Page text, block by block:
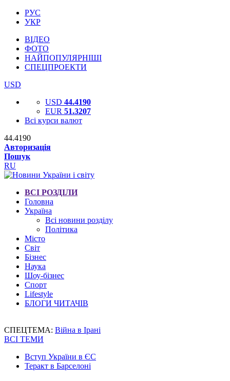
РУС
УКР
ВІДЕО
ФОТО
НАЙПОПУЛЯРНІШІ
СПЕЦПРОЕКТИ
USD
USD 44.4190
EUR 51.3207
Всі курси валют
44.4190
Авторизація
Пошук
RU
ВСІ РОЗДІЛИ
Головна
Україна
Всі новини розділу
Політика
Місто
Світ
Бізнес
Наука
Шоу-бізнес
Спорт
Lifestyle
БЛОГИ ЧИТАЧІВ
СПЕЦТЕМА: Війна в Ірані
ВСІ ТЕМИ
Вступ України в ЄС
Теракт в Барселоні